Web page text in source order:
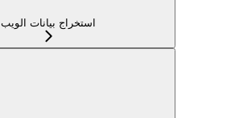
استخراج بيانات الويب